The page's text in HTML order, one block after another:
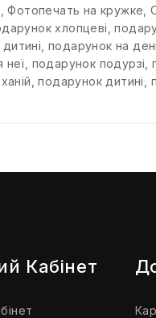
,Фотопечать на кружке ,
хлопцеві ,
,подарунок на
неї подарунок подурзі ,
,подарунок дитині
Кабінет